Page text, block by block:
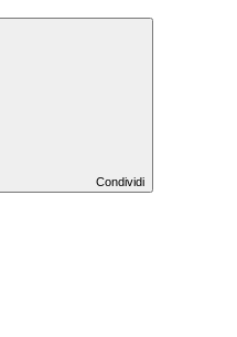
Condividi